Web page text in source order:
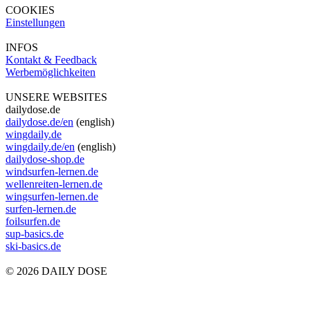
COOKIES
Einstellungen
INFOS
Kontakt & Feedback
Werbemöglichkeiten
UNSERE WEBSITES
dailydose.de
dailydose.de/en (english)
wingdaily.de
wingdaily.de/en (english)
dailydose-shop.de
windsurfen-lernen.de
wellenreiten-lernen.de
wingsurfen-lernen.de
surfen-lernen.de
foilsurfen.de
sup-basics.de
ski-basics.de
© 2026 DAILY DOSE